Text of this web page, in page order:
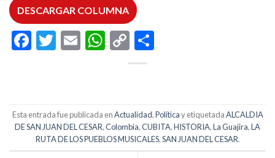
DESCARGAR COLUMNA
Facebook
Twitter
EmailWhatsApp
Copy
Link
Esta entrada fue publicada enActualidad,Políticay etiquetadaALCALDIA
DE SAN JUAN DEL CESAR,Colombia,CUBITA,HISTORIA,La Guajira,LA
RUTA DE LOS PUEBLOS MUSICALES,SAN JUAN DEL CESAR.